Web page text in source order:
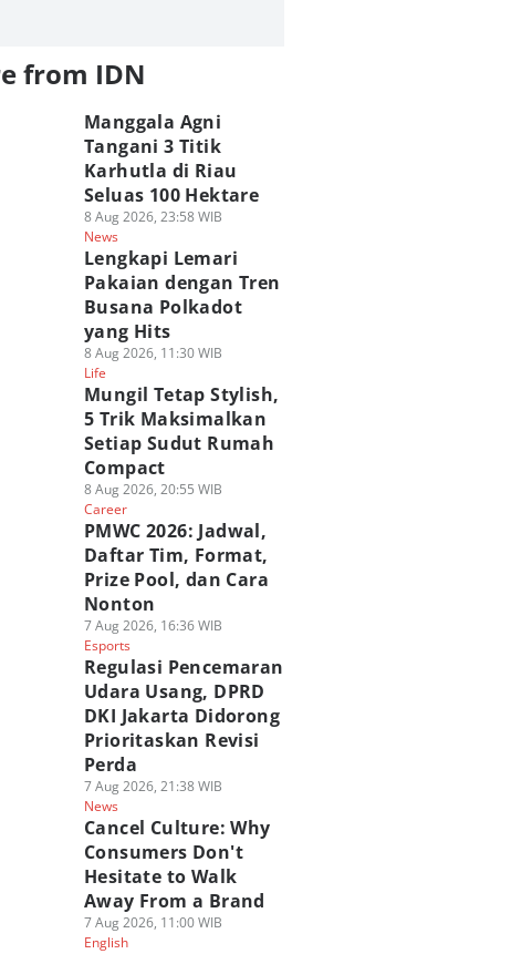
ASUS ROG Hadirkan
Pengalaman Gaming
Epik di HoYo FEST
2026 Indonesia
30 Jul 2026, 17:30 WIB
ASUS ROG Gandeng
New Day, Intip
30 Jul 2026, 16:30 WIB
Tekno
from IDN
Manggala Agni
Tangani 3 Titik
Karhutla di Riau
Seluas 100 Hektare
8 Aug 2026, 23:58 WIB
News
Lengkapi Lemari
Pakaian dengan Tren
Busana Polkadot
yang Hits
8 Aug 2026, 11:30 WIB
Life
Mungil Tetap Stylish,
5 Trik Maksimalkan
Setiap Sudut Rumah
Compact
8 Aug 2026, 20:55 WIB
Career
PMWC 2026: Jadwal,
Daftar Tim, Format,
Prize Pool, dan Cara
Nonton
7 Aug 2026, 16:36 WIB
Esports
Regulasi Pencemaran
Udara Usang, DPRD
DKI Jakarta Didorong
Prioritaskan Revisi
Perda
7 Aug 2026, 21:38 WIB
News
Cancel Culture: Why
Consumers Don't
Hesitate to Walk
Away From a Brand
7 Aug 2026, 11:00 WIB
English